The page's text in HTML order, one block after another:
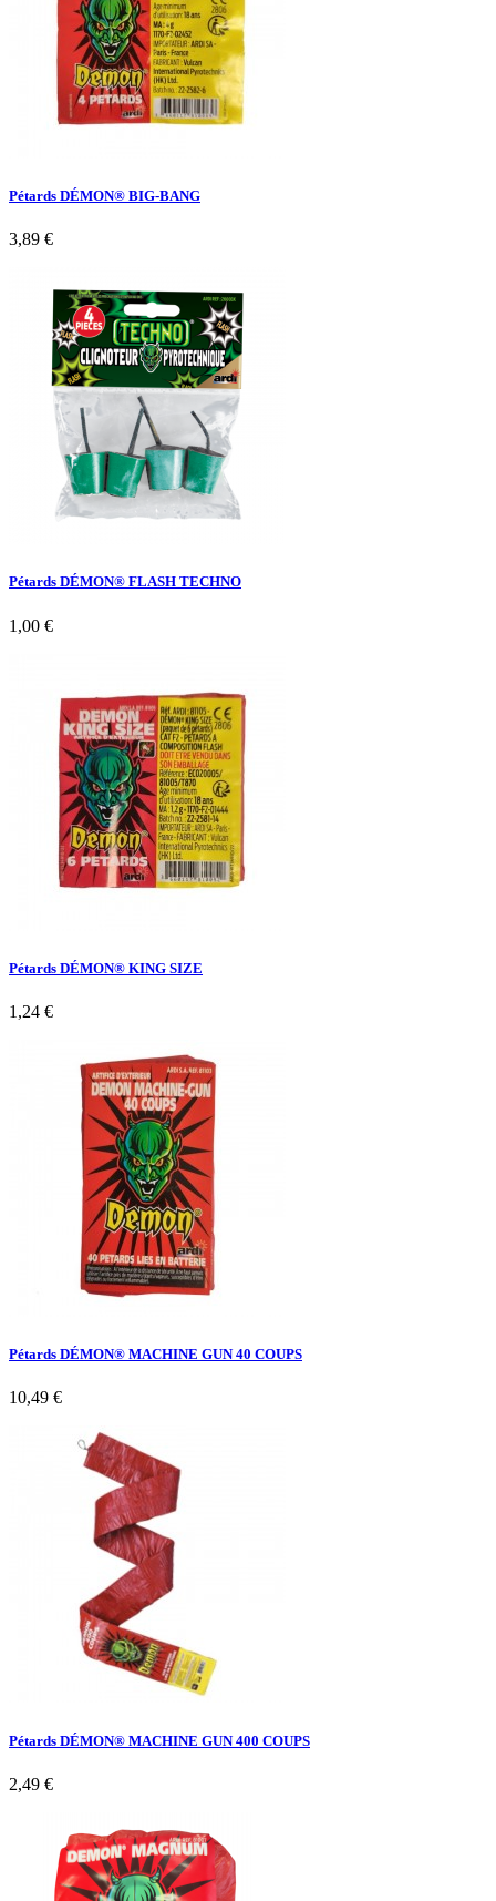
Pétards DÉMON® BIG-BANG
3,89 €
Pétards DÉMON® FLASH TECHNO
1,00 €
Pétards DÉMON® KING SIZE
1,24 €
Pétards DÉMON® MACHINE GUN 40 COUPS
10,49 €
Pétards DÉMON® MACHINE GUN 400 COUPS
2,49 €